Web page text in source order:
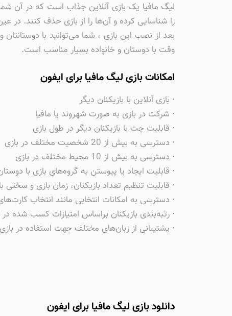
لیگ مافیا یک بازی آنلاین جذاب است که در آن
را شناسایی کرده و آن‌ها را از بازی حذف کنند. در
بعد از نصب این بازی ، شما می‌توانید با
وقت با دوستان و خانواده بسیار مناسب است.
امکانات بازی لیگ مافیا برای ایفون
· بازی آنلاین با بازیکنان دیگر
· شرکت در بازی به صورت شهروند یا مافیا
· قابلیت چت با بازیکنان دیگر در طول بازی
· دسترسی به بیش از 20 شخصیت مختلف در بازی
· دسترسی به بیش از 10 محیط مختلف در بازی
· قابلیت ایجاد یا پیوستن به گروه‌های بازی با
· قابلیت تنظیم تعداد بازیکنان، زمان بازی و سختی
· دسترسی به امکانات انتخابی مانند انتخاب
· رتبه‌بندی بازیکنان براساس امتیازات کسب شده در
· پشتیبانی از زبان‌های مختلف جهت استفاده در بازی
دانلود بازی لیگ مافیا برای ایفون